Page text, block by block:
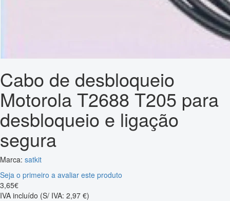
Cabo de desbloqueio
Motorola T2688 T205 para
desbloqueio e ligação
segura
Marca: satkit
Seja o primeiro a avaliar este produto
3,65€
IVA incluído (S/ IVA: 2,97 €)